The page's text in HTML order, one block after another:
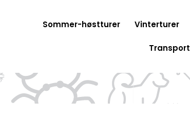
Sommer-høstturer Vinterturer
Transport